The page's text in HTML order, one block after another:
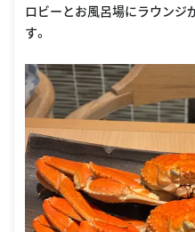
ロビーとお風呂場にラウンジ
す。